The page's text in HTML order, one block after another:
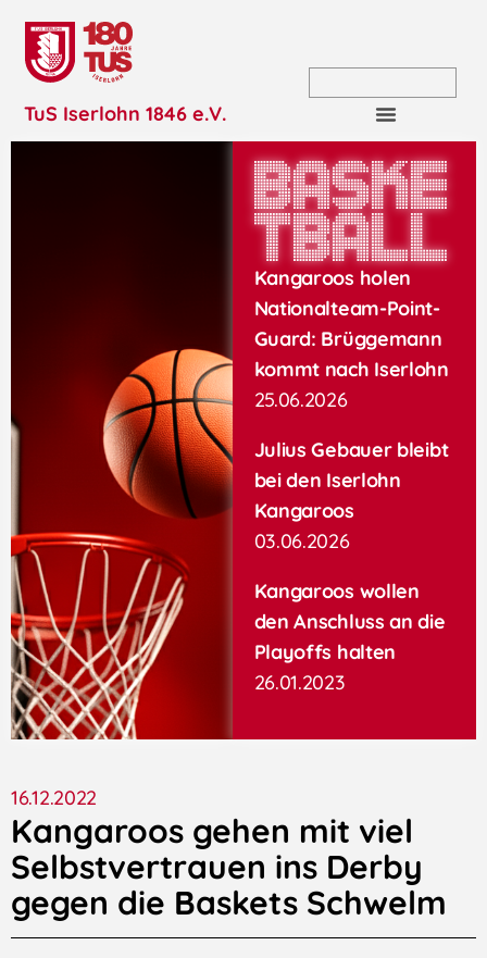
TuS Iserlohn 1846 e.V.
Baske
tball
Kangaroos holen
Nationalteam-Point-
Guard: Brüggemann
kommt nach Iserlohn
25.06.2026
Julius Gebauer bleibt
bei den Iserlohn
Kangaroos
03.06.2026
Kangaroos wollen
den Anschluss an die
Playoffs halten
26.01.2023
16.12.2022
Kangaroos gehen mit viel
Selbstvertrauen ins Derby
gegen die Baskets Schwelm